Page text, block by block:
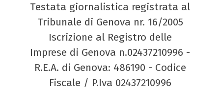
Testata giornalistica registrata al
Tribunale di Genova nr. 16/2005
Iscrizione al Registro delle
Imprese di Genova n.02437210996 -
R.E.A. di Genova: 486190 - Codice
Fiscale / P.Iva 02437210996